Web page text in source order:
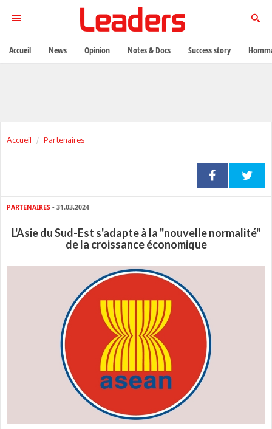
Accueil Partenaires
PARTENAIRES - 31.03.2024
L'Asie du Sud-Est s'adapte à la "nouvelle normalité"
de la croissance économique
Accueil News Opinion Notes & Docs Success story